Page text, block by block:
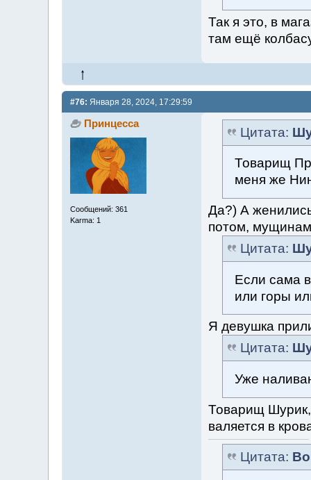
Так я это, в
там ещё
#76: Января 28, 2024, 17:29:59
Принцесса
Сообщений: 361
Karma: 1
Цитата:
Товарищ
меня же
Да?) А
потом,
Цитата:
Если сама
или горы
Я девушка
Цитата:
Уже
Товарищ
валяется в
Цитата: